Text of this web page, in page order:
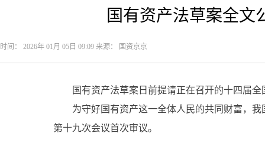
国有资产法草案全文
时间： 2026年 01月 05日 09:09 来源： 国资京京
国有资产法草案日前提请正在召开的十四届全
为守好国有资产这一全体人民的共同财富，我
第十九次会议首次审议。